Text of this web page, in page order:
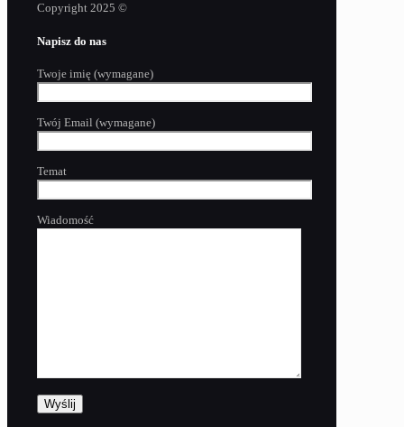
Copyright 2025 ©
Napisz do nas
Twoje imię (wymagane)
Twój Email (wymagane)
Temat
Wiadomość